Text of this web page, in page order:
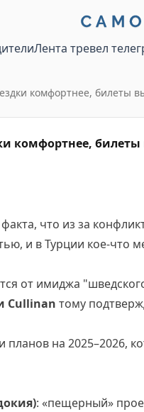
Лента тревел
комфортнее, билеты
комфортнее,
что из за
и в Турции кое-что
от имиджа
Cullinan тому
планов на 2025–2026,
: «пещерный»